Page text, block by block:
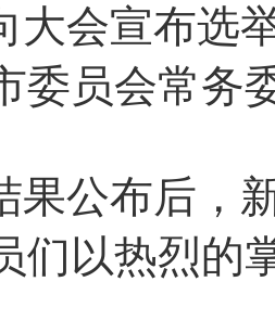
大会宣布选
委员会常务
果公布后，
们以热烈的